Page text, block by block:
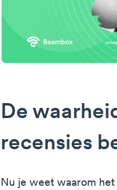
De
recensies
Nu je weet waarom